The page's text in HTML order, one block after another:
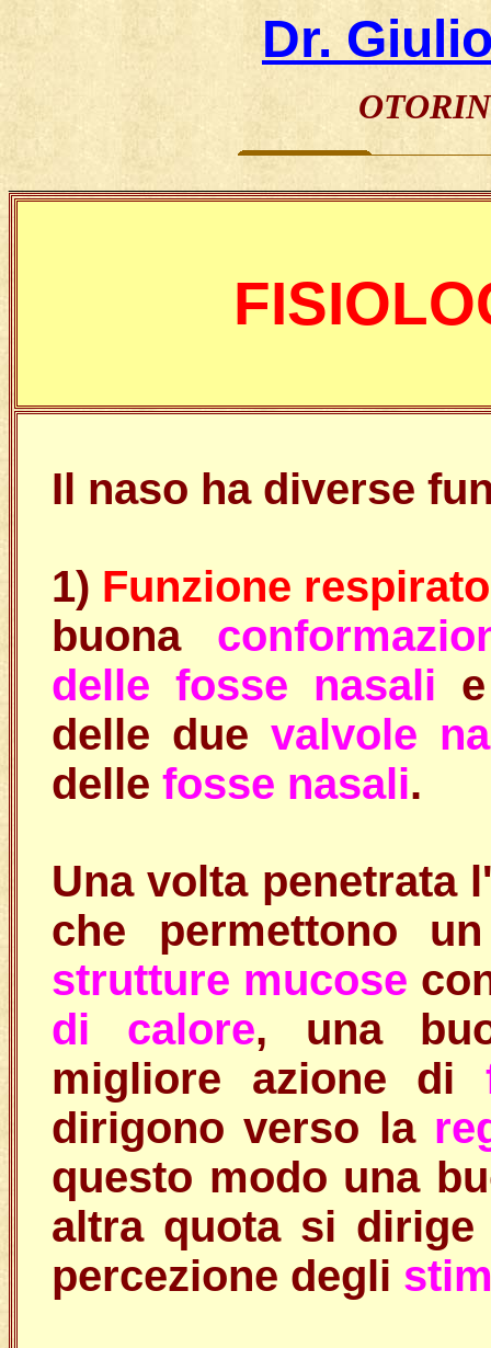
Dr.
Il naso ha diverse
1) Funzione
buona
delle fosse nasali
delle due valvole
delle fosse nasali.
Una volta penetrata
che permettono
strutture mucose
di calore, una
migliore azione di
dirigono verso la
questo modo una
altra quota si
percezione degli